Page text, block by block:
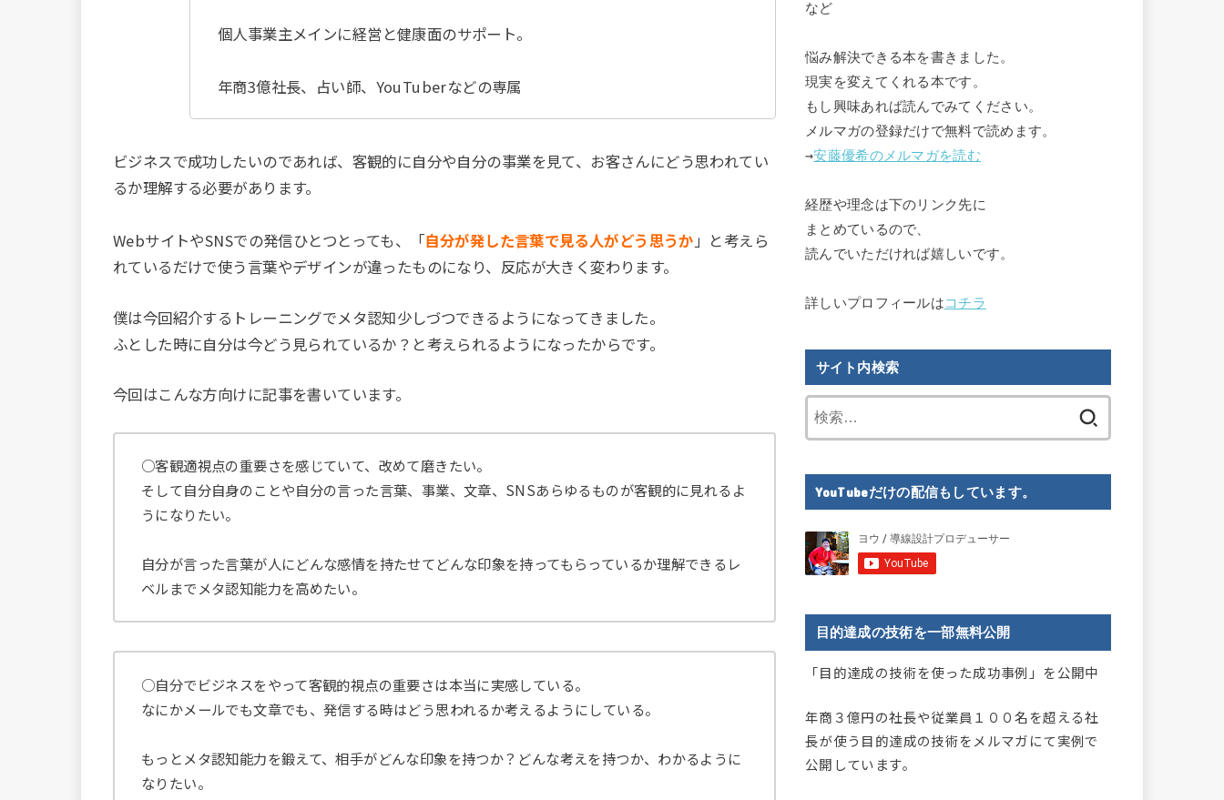
個人事業主メインに経営と健康面のサポート。
年商3億社長、占い師、YouTuberなどの専属
ビジネスで成功したいのであれば、客観的に自分や自分の事業を見て、お客さんにどう思われてい
るか理解する必要があります。
WebサイトやSNSでの発信ひとつとっても、「自分が発した言葉で見る人がどう思うか」と考えら
れているだけで使う言葉やデザインが違ったものになり、反応が大きく変わります。
僕は今回紹介するトレーニングでメタ認知少しづつできるようになってきました。
ふとした時に自分は今どう見られているか？と考えられるようになったからです。
今回はこんな方向けに記事を書いています。
○客観適視点の重要さを感じていて、改めて磨きたい。
そして自分自身のことや自分の言った言葉、事業、文章、SNSあらゆるものが客観的に見れるよ
うになりたい。
自分が言った言葉が人にどんな感情を持たせてどんな印象を持ってもらっているか理解できるレ
ベルまでメタ認知能力を高めたい。
○自分でビジネスをやって客観的視点の重要さは本当に実感している。
なにかメールでも文章でも、発信する時はどう思われるか考えるようにしている。
もっとメタ認知能力を鍛えて、相手がどんな印象を持つか？どんな考えを持つか、わかるように
なりたい。
など
悩み解決できる本を書きました。
現実を変えてくれる本です。
もし興味あれば読んでみてください。
メルマガの登録だけで無料で読めます。
→安藤優希のメルマガを読む
経歴や理念は下のリンク先に
まとめているので、
読んでいただければ嬉しいです。
詳しいプロフィールはコチラ
サイト内検索
YouTubeだけの配信もしています。
目的達成の技術を一部無料公開
「目的達成の技術を使った成功事例」を公開中
年商３億円の社長や従業員１００名を超える社
長が使う目的達成の技術をメルマガにて実例で
公開しています。